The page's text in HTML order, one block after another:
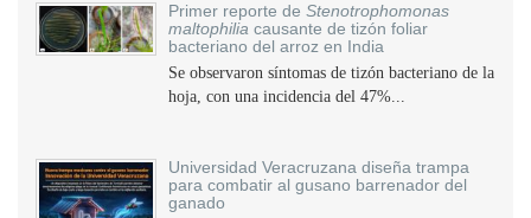
Primer reporte de Stenotrophomonas
maltophilia causante de tizón foliar
bacteriano del arroz en India
Se observaron síntomas de tizón bacteriano de la
hoja, con una incidencia del 47%...
Universidad Veracruzana diseña trampa
para combatir al gusano barrenador del
ganado